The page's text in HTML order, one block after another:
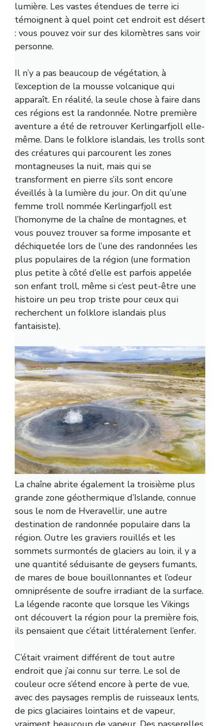
lumière. Les vastes étendues de terre ici
témoignent à quel point cet endroit est désert
: vous pouvez voir sur des kilomètres sans voir
personne.
Il n’y a pas beaucoup de végétation, à
l’exception de la mousse volcanique qui
apparaît. En réalité, la seule chose à faire dans
ces régions est la randonnée. Notre première
aventure a été de retrouver Kerlingarfjoll elle-
même. Dans le folklore islandais, les trolls sont
des créatures qui parcourent les zones
montagneuses la nuit, mais qui se
transforment en pierre s’ils sont encore
éveillés à la lumière du jour. On dit qu’une
femme troll nommée Kerlingarfjoll est
l’homonyme de la chaîne de montagnes, et
vous pouvez trouver sa forme imposante et
déchiquetée lors de l’une des randonnées les
plus populaires de la région (une formation
plus petite à côté d’elle est parfois appelée
son enfant troll, même si c’est peut-être une
histoire un peu trop triste pour ceux qui
recherchent un folklore islandais plus
fantaisiste).
La chaîne abrite également la troisième plus
grande zone géothermique d’Islande, connue
sous le nom de Hveravellir, une autre
destination de randonnée populaire dans la
région. Outre les graviers rouillés et les
sommets surmontés de glaciers au loin, il y a
une quantité séduisante de geysers fumants,
de mares de boue bouillonnantes et l’odeur
omniprésente de soufre irradiant de la surface.
La légende raconte que lorsque les Vikings
ont découvert la région pour la première fois,
ils pensaient que c’était littéralement l’enfer.
C’était vraiment différent de tout autre
endroit que j’ai connu sur terre. Le sol de
couleur ocre s’étend encore à perte de vue,
avec des paysages remplis de ruisseaux lents,
de pics glaciaires lointains et de vapeur,